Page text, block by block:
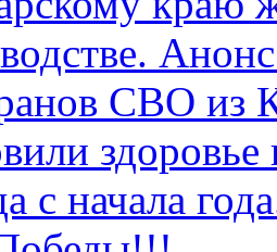
СВО из
с начала